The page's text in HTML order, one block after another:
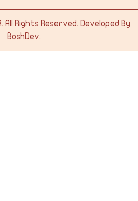
. All Rights Reserved. Developed By
BoshDev.